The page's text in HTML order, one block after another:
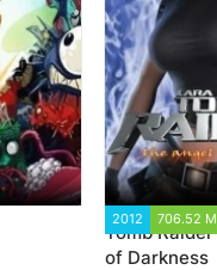
2012 706.52
Tomb
of Darkness